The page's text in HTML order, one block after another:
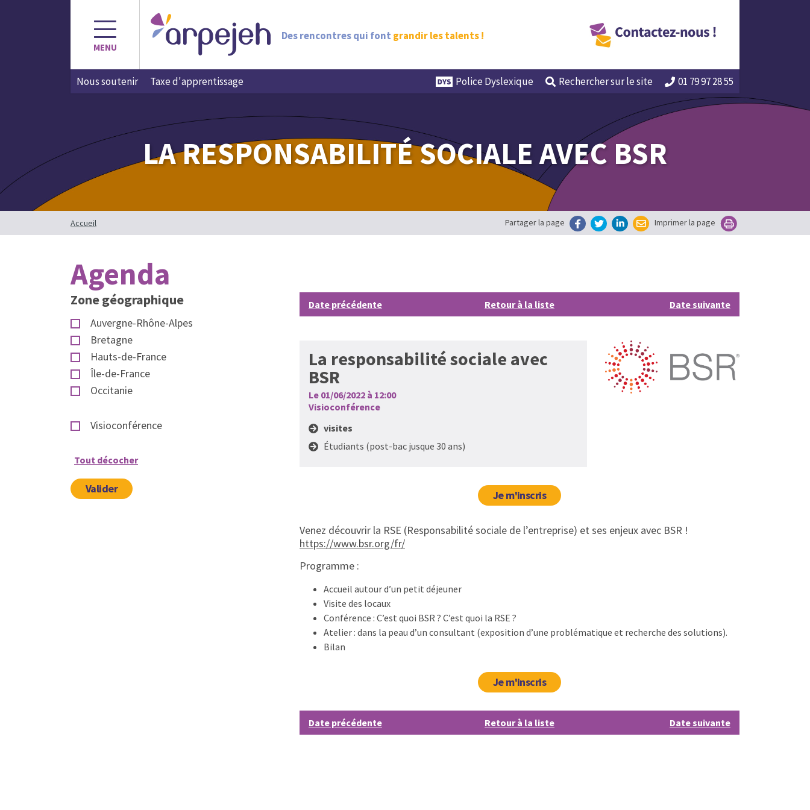
MENU
Des rencontres qui font grandir les talents !
Nous soutenir Taxe d'apprentissage Police Dyslexique Recherchersur le site 01 79 97 28 55
LA RESPONSABILITÉ SOCIALE AVEC BSR
Accueil Partager la page Imprimer la page
Agenda
Date précédente Retour à la liste Date suivante
La responsabilité sociale avec
BSR
Le 01/06/2022 à 12:00
Visioconférence
visites
Étudiants (post-bac jusque 30 ans)
Je m'inscris
Venez découvrir la RSE (Responsabilité sociale de l’entreprise) et ses enjeux avec BSR !
https://www.bsr.org/fr/
Programme :
Accueil autour d’un petit déjeuner
Visite des locaux
Conférence : C’est quoi BSR ? C’est quoi la RSE ?
Atelier : dans la peau d’un consultant (exposition d’une problématique et recherche des solutions).
Bilan
Je m'inscris
Date précédente Retour à la liste Date suivante
Zone géographique
Auvergne-Rhône-Alpes
Bretagne
Hauts-de-France
Île-de-France
Occitanie
Visioconférence
Tout décocher
Valider